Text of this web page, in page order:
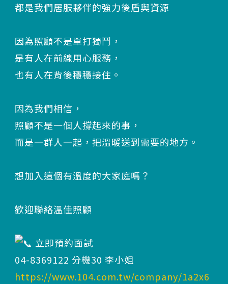
都是我們居服夥伴的強力後盾與資源
因為照顧不是單打獨鬥，
是有人在前線用心服務，
也有人在背後穩穩接住。
因為我們相信，
照顧不是一個人撐起來的事，
而是一群人一起，把溫暖送到需要的地方。
想加入這個有溫度的大家庭嗎？
歡迎聯絡溫佳照顧
立即預約面試
04-8369122 分機30 李小姐
https://www.104.com.tw/company/1a2x6